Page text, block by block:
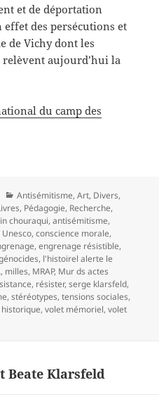
et de déportation
des persécutions et
de Vichy dont les
aujourd’hui la
du camp des
Catégories
Antisémitisme,Art, Divers,
, Pédagogie, Recherche,
chouraqui,antisémitisme,
,conscience morale,
,engrenage résistible,
, l'histoirel alerte le
, milles, MRAP, Mur ds actes
, résister,serge klarsfeld,
,stéréotypes,tensions sociales,
,volet mémoriel,volet
Beate Klarsfeld